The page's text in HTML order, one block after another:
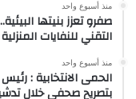
منذ أسبوع واحد
صفرو تعزز بنيتها
التقني للنفايات المنزلية
منذ أسبوع واحد
الحمى الانتخابية :
بتصريح صحفي خلال